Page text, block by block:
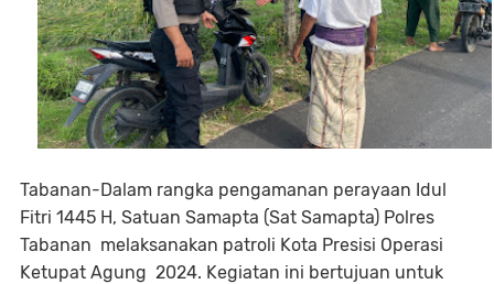
Tabanan-Dalam rangka pengamanan perayaan Idul
Fitri 1445 H, Satuan Samapta (Sat Samapta) Polres
Tabanan melaksanakan patroli Kota Presisi Operasi
Ketupat Agung 2024. Kegiatan ini bertujuan untuk